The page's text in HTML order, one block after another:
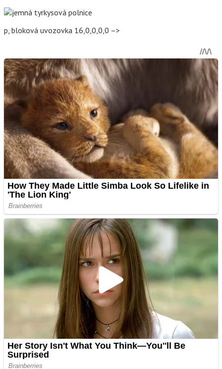
p, bloková uvozovka 16,0,0,0,0 –>